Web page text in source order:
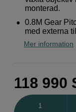
monterad.
0.8M Gear
med externa
Mer information
118 990